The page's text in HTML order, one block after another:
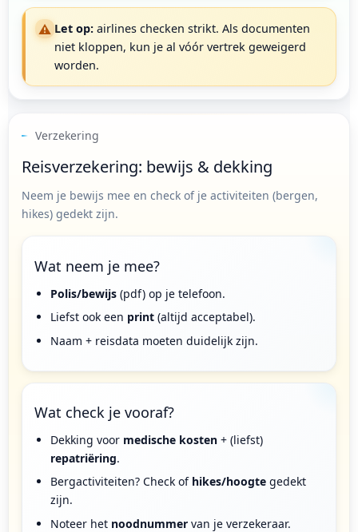
⚠️ Let op: airlines checken strikt. Als documenten
niet kloppen, kun je al vóór vertrek geweigerd
worden.
Verzekering
Reisverzekering: bewijs & dekking
Neem je bewijs mee en check of je activiteiten (bergen,
hikes) gedekt zijn.
Wat neem je mee?
Polis/bewijs (pdf) op je telefoon.
Liefst ook een print (altijd acceptabel).
Naam + reisdata moeten duidelijk zijn.
Wat check je vooraf?
Dekking voor medische kosten + (liefst)
repatriëring.
Bergactiviteiten? Check of hikes/hoogte gedekt
zijn.
Noteer het noodnummer van je verzekeraar.